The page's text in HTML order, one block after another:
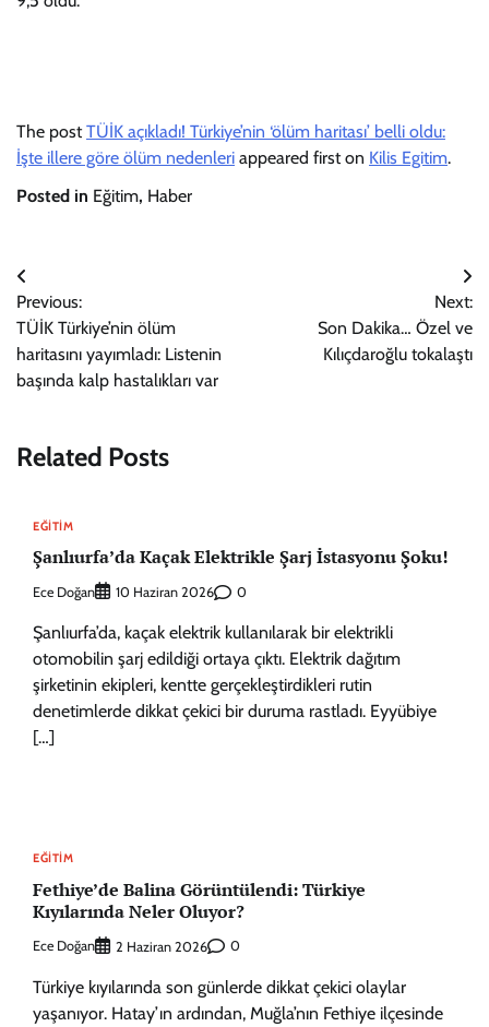
The postTÜİK açıkladı! Türkiye’nin ‘ölüm haritası’ belli oldu:
İşte illere göre ölüm nedenleri appeared first on Kilis Egitim.
Posted in Eğitim, Haber
Yazı
gezinmesi
Previous:
TÜİK Türkiye’nin ölüm
haritasını yayımladı: Listenin
başında kalp hastalıkları var
Next:
Son Dakika… Özel ve
Kılıçdaroğlu tokalaştı
Related Posts
EĞITIM
Şanlıurfa’da Kaçak Elektrikle Şarj İstasyonu Şoku!
Ece Doğan 10 Haziran 2026 0
Şanlıurfa’da, kaçak elektrik kullanılarak bir elektrikli
otomobilin şarj edildiği ortaya çıktı. Elektrik dağıtım
şirketinin ekipleri, kentte gerçekleştirdikleri rutin
denetimlerde dikkat çekici bir duruma rastladı. Eyyübiye
[…]
EĞITIM
Fethiye’de Balina Görüntülendi: Türkiye
Kıyılarında Neler Oluyor?
Ece Doğan 2 Haziran 2026 0
Türkiye kıyılarında son günlerde dikkat çekici olaylar
yaşanıyor. Hatay’ın ardından, Muğla’nın Fethiye ilçesinde